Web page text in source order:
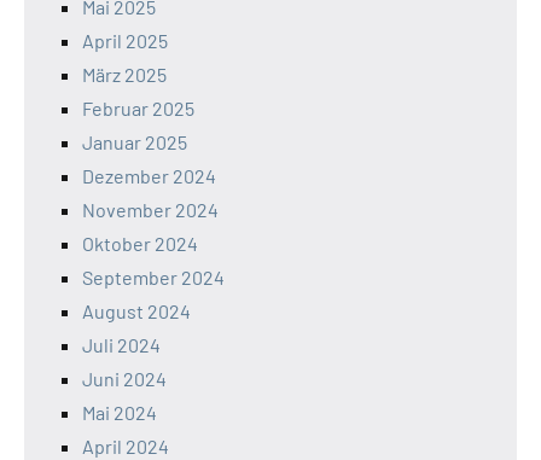
Mai 2025
April 2025
März 2025
Februar 2025
Januar 2025
Dezember 2024
November 2024
Oktober 2024
September 2024
August 2024
Juli 2024
Juni 2024
Mai 2024
April 2024